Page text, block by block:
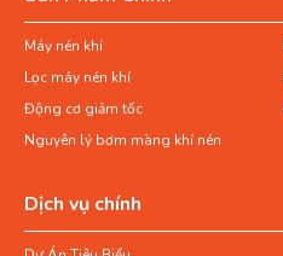
Máy nén khí
Lọc máy nén khí
Động cơ giảm tốc
Nguyên lý bơm màng khí nén
Dịch vụ chính